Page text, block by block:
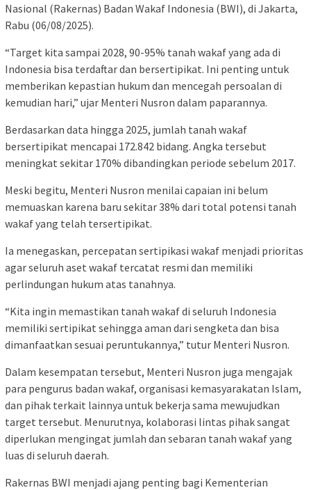
Nasional (Rakernas) Badan Wakaf Indonesia (BWI), di Jakarta,
Rabu (06/08/2025).
“Target kita sampai 2028, 90-95% tanah wakaf yang ada di
Indonesia bisa terdaftar dan bersertipikat. Ini penting untuk
memberikan kepastian hukum dan mencegah persoalan di
kemudian hari,” ujar Menteri Nusron dalam paparannya.
Berdasarkan data hingga 2025, jumlah tanah wakaf
bersertipikat mencapai 172.842 bidang. Angka tersebut
meningkat sekitar 170% dibandingkan periode sebelum 2017.
Meski begitu, Menteri Nusron menilai capaian ini belum
memuaskan karena baru sekitar 38% dari total potensi tanah
wakaf yang telah tersertipikat.
Ia menegaskan, percepatan sertipikasi wakaf menjadi prioritas
agar seluruh aset wakaf tercatat resmi dan memiliki
perlindungan hukum atas tanahnya.
“Kita ingin memastikan tanah wakaf di seluruh Indonesia
memiliki sertipikat sehingga aman dari sengketa dan bisa
dimanfaatkan sesuai peruntukannya,” tutur Menteri Nusron.
Dalam kesempatan tersebut, Menteri Nusron juga mengajak
para pengurus badan wakaf, organisasi kemasyarakatan Islam,
dan pihak terkait lainnya untuk bekerja sama mewujudkan
target tersebut. Menurutnya, kolaborasi lintas pihak sangat
diperlukan mengingat jumlah dan sebaran tanah wakaf yang
luas di seluruh daerah.
Rakernas BWI menjadi ajang penting bagi Kementerian